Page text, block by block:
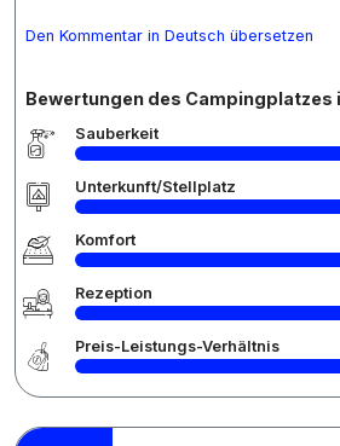
Den Kommentar in Deutsch übersetzen
Bewertungen des Campingplatzes
Sauberkeit
Unterkunft/Stellplatz
Komfort
Rezeption
Preis-Leistungs-Verhältnis